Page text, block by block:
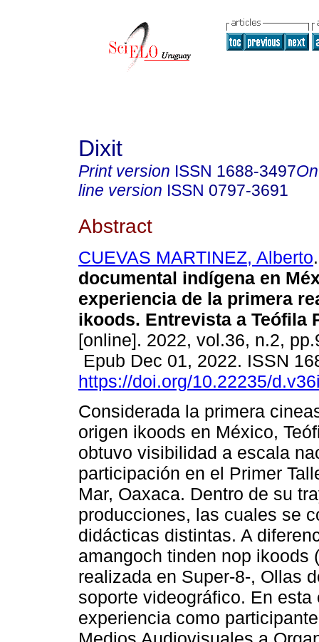
Dixit
Print version ISSN 1688-3497
line version ISSN 0797-3691
Abstract
CUEVAS MARTINEZ, Alberto.
documental indígena en
experiencia de la primera
ikoods. Entrevista a Teófila
[online]. 2022, vol.36, n.2,
Epub Dec 01, 2022. ISSN
https://doi.org/10.22235/
Considerada la primera
origen ikoods en México,
obtuvo visibilidad a escala
participación en el Primer
Mar, Oaxaca. Dentro de su
producciones, las cuales se
didácticas distintas. A
amangoch tinden nop ikoods
realizada en Super-8-, Ollas
soporte videográfico. En
experiencia como